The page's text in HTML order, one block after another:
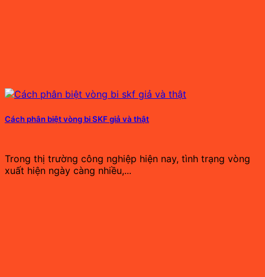
Cách phân biệt vòng bi SKF giả và thật
Trong thị trường công nghiệp hiện nay, tình trạng vòng
xuất hiện ngày càng nhiều,...